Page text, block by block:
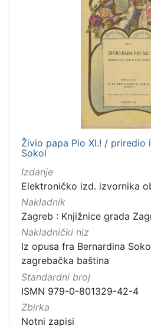
Živio papa Pio XI.! / priredio
Sokol
Izdanje
Elektroničko izd. izvornika
Nakladnik
Zagreb : Knjižnice grada
Nakladnički niz
Iz opusa fra Bernardina
zagrebačka baština
Standardni broj
ISMN 979-0-801329-42-4
Zbirka
Notni zapisi